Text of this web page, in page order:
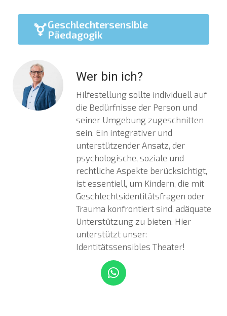
Geschlechtersensible
Päedagogik
Wer bin ich?
Hilfestellung sollte individuell auf
die Bedürfnisse der Person und
seiner Umgebung zugeschnitten
sein. Ein integrativer und
unterstützender Ansatz, der
psychologische, soziale und
rechtliche Aspekte berücksichtigt,
ist essentiell, um Kindern, die mit
Geschlechtsidentitätsfragen oder
Trauma konfrontiert sind, adäquate
Unterstützung zu bieten. Hier
unterstützt unser:
Identitätssensibles Theater!